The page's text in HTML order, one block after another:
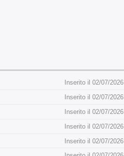
Inserito il 02/07/2026
Inserito il 02/07/2026
Inserito il 02/07/2026
Inserito il 02/07/2026
Inserito il 02/07/2026